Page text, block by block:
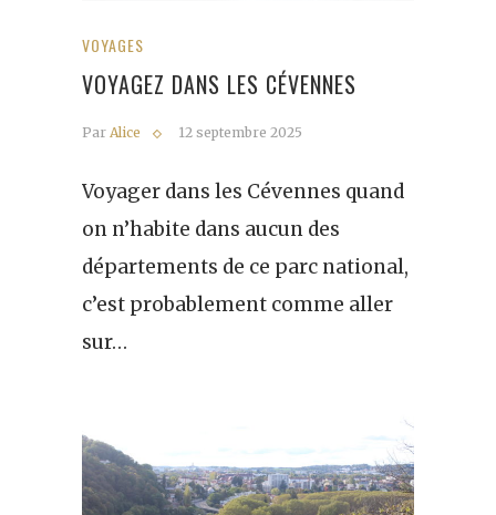
VOYAGES
VOYAGEZ DANS LES CÉVENNES
Par Alice 12 septembre 2025
Voyager dans les Cévennes quand
on n’habite dans aucun des
départements de ce parc national,
c’est probablement comme aller
sur…